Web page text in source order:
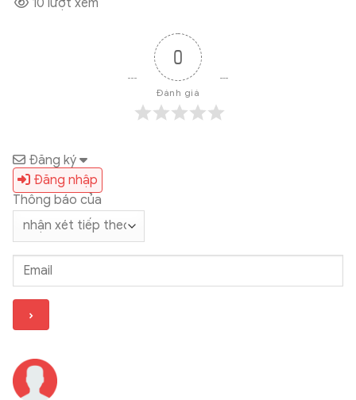
0
Đánh giá
Đăng ký
Đăng nhập
Thông báo của